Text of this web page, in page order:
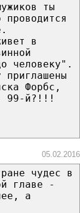
ты
в
человеку".
Форбс,
99-й?!!!
05.02.2016
чудес в
главе -
а